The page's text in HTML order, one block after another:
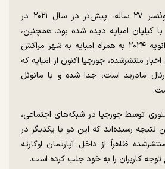
جورجیا می هیث، اینفلوئنسر ۲۷ ساله، پیش‌تر در سال ۲۰۲۱ در
کیلیان امباپه دیده شده بود. همچنین،
گزارش شده که وی در ژانویه ۲۰۲۴ به همراه امباپه به شهر مراکش
منتشرشده، جورجیا اکنون از امباپه که
مادرید است، جدا شده و با مانوئل
توسط جورجیا در شبکه‌های اجتماعی،
نتیجه رسیده‌اند که این دو با یکدیگر در
ظاهراً از داخل آپارتمان اوگارته
کاربران را به خود جلب کرده است.